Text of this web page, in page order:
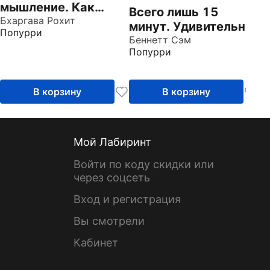
мышление. Как
замечать то, что
упускают другие
Бхаргава Рохит
Попурри
В корзину
Всего лишь 15
минут. Удивительно
простой способ
справляться с
Беннетт Сэм
Попурри
В корзину
Мой Лабиринт
Войти по коду скидки или
через соцсеть
Вход и регистрация
Вы смотрели
Кабинет